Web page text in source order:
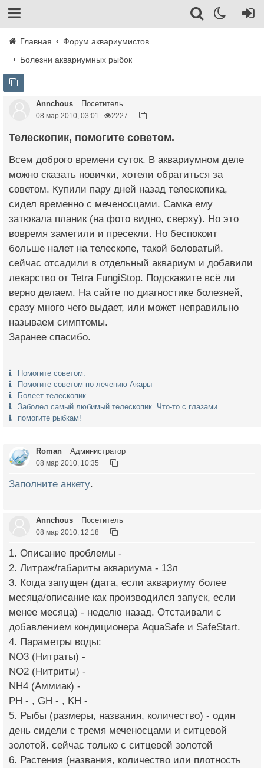
Главная
Форум аквариумистов
Болезни аквариумных рыбок
Annchous Посетитель
08 мар 2010, 03:01 2227
Телескопик, помогите советом.
Всем доброго времени суток. В аквариумном деле
можно сказать новички, хотели обратиться за
советом. Купили пару дней назад телескопика,
сидел временно с меченосцами. Самка ему
затюкала планик (на фото видно, сверху). Но это
вовремя заметили и пресекли. Но беспокоит
больше налет на телескопе, такой беловатый.
сейчас отсадили в отдельный аквариум и добавили
лекарство от Tetra FungiStop. Подскажите всё ли
верно делаем. На сайте по диагностике болезней,
сразу много чего выдает, или может неправильно
называем симптомы.
Заранее спасибо.
Помогите советом.
Помогите советом по лечению Акары
Болеет телескопик
Заболел самый любимый телескопик. Что-то с глазами.
помогите рыбкам!
Roman Администратор
08 мар 2010, 10:35
Заполните анкету.
Annchous Посетитель
08 мар 2010, 12:18
1. Описание проблемы -
2. Литраж/габариты аквариума - 13л
3. Когда запущен (дата, если аквариуму более
месяца/описание как производился запуск, если
менее месяца) - неделю назад. Отстаивали с
добавлением кондиционера AquaSafe и SafeStart.
4. Параметры воды:
NO3 (Нитраты) -
NO2 (Нитриты) -
NH4 (Аммиак) -
PH - , GH - , KH -
5. Рыбы (размеры, названия, количество) - один
день сидели с тремя меченосцами и ситцевой
золотой. сейчас только с ситцевой золотой
6. Растения (названия, количество или плотность